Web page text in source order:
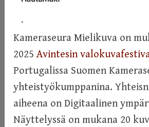
Kameraseura Mielikuva on
2025Avintesin
Portugalissa Suomen
yhteistyökumppanina.
aiheena on Digitaalinen
Näyttelyssä on mukana 20